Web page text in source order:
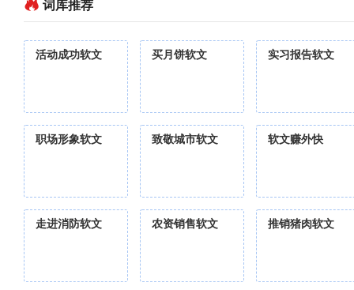
词库推荐
活动成功软文 买月饼软文 实习报告软文
职场形象软文 致敬城市软文 软文赚外快
走进消防软文 农资销售软文 推销猪肉软文